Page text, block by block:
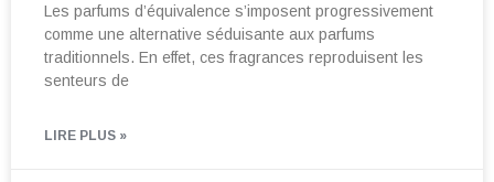
Les parfums d’équivalence s’imposent progressivement
comme une alternative séduisante aux parfums
traditionnels. En effet, ces fragrances reproduisent les
senteurs de
LIRE PLUS »